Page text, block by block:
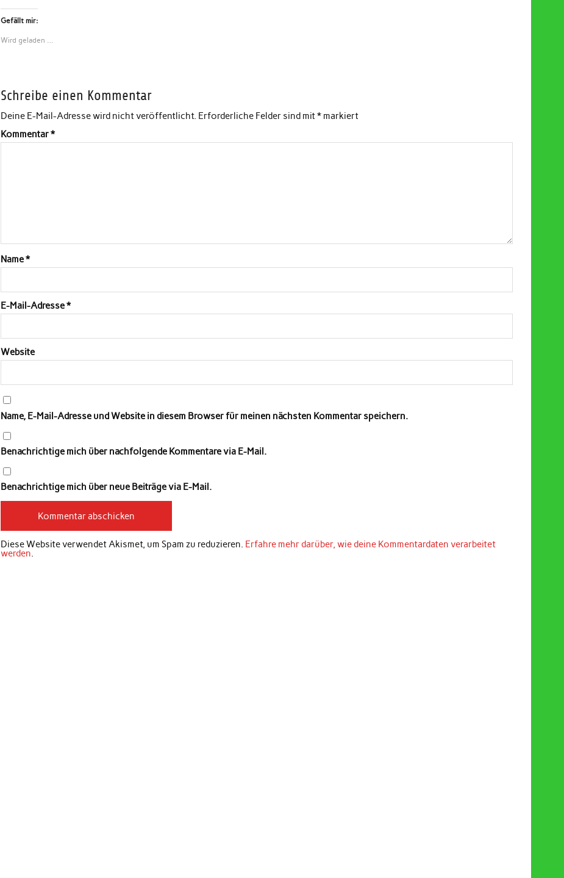
Gefällt mir:
Wird geladen …
Schreibe einen Kommentar
Deine E-Mail-Adresse wird nicht veröffentlicht. Erforderliche Felder sind mit* markiert
Kommentar*
Name*
E-Mail-Adresse*
Website
Name, E-Mail-Adresse und Website in diesem Browser für meinen nächsten Kommentar speichern.
Benachrichtige mich über nachfolgende Kommentare via E-Mail.
Benachrichtige mich über neue Beiträge via E-Mail.
Diese Website verwendet Akismet, um Spam zu reduzieren. Erfahre mehr darüber, wie deine Kommentardaten verarbeitet
werden.